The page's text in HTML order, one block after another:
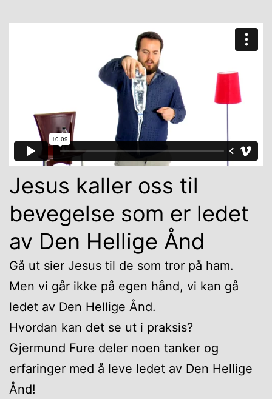
Jesus kaller oss til
bevegelse som er ledet
av Den Hellige Ånd
Gå ut sier Jesus til de som tror på ham.
Men vi går ikke på egen hånd, vi kan gå
ledet av Den Hellige Ånd.
Hvordan kan det se ut i praksis?
Gjermund Fure deler noen tanker og
erfaringer med å leve ledet av Den Hellige
Ånd!